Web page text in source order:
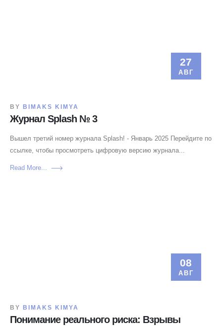
27
АВГ
BY BIMAKS KIMYA
Журнал Splash № 3
Вышел третий номер журнала Splash! - Январь 2025 Перейдите по
ссылке, чтобы просмотреть цифровую версию журнала...
Read More...
08
АВГ
BY BIMAKS KIMYA
Понимание реального риска: Взрывы